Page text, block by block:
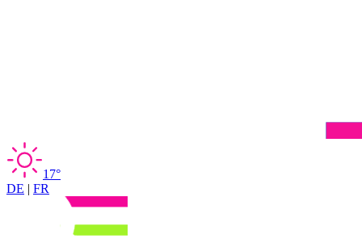
17°
DE | FR